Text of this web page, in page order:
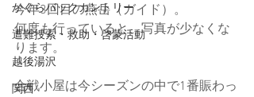
かぐらバックカントリー
遭難捜索・救助・啓蒙活動
越後湯沢
関西
今年3回目の燕岳（ガイド）。
何度も行っていると、写真が少なくな
ります。
合戦小屋は今シーズンの中で1番賑わっ